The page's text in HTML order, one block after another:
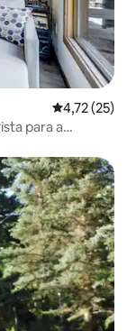
4,72 de uma
4,72 (25)
para a